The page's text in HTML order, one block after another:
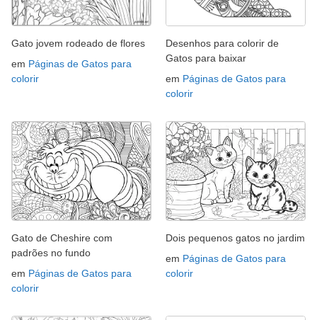
Gato jovem rodeado de flores
em Páginas de Gatos para
colorir
Desenhos para colorir de
Gatos para baixar
em Páginas de Gatos para
colorir
Gato de Cheshire com
padrões no fundo
em Páginas de Gatos para
colorir
Dois pequenos gatos no jardim
em Páginas de Gatos para
colorir